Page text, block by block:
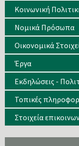
Κοινωνική
Νομικά Πρόσωπα
Οικονομικά
Έργα
Εκδηλώσεις -
Τοπικές
Στοιχεία